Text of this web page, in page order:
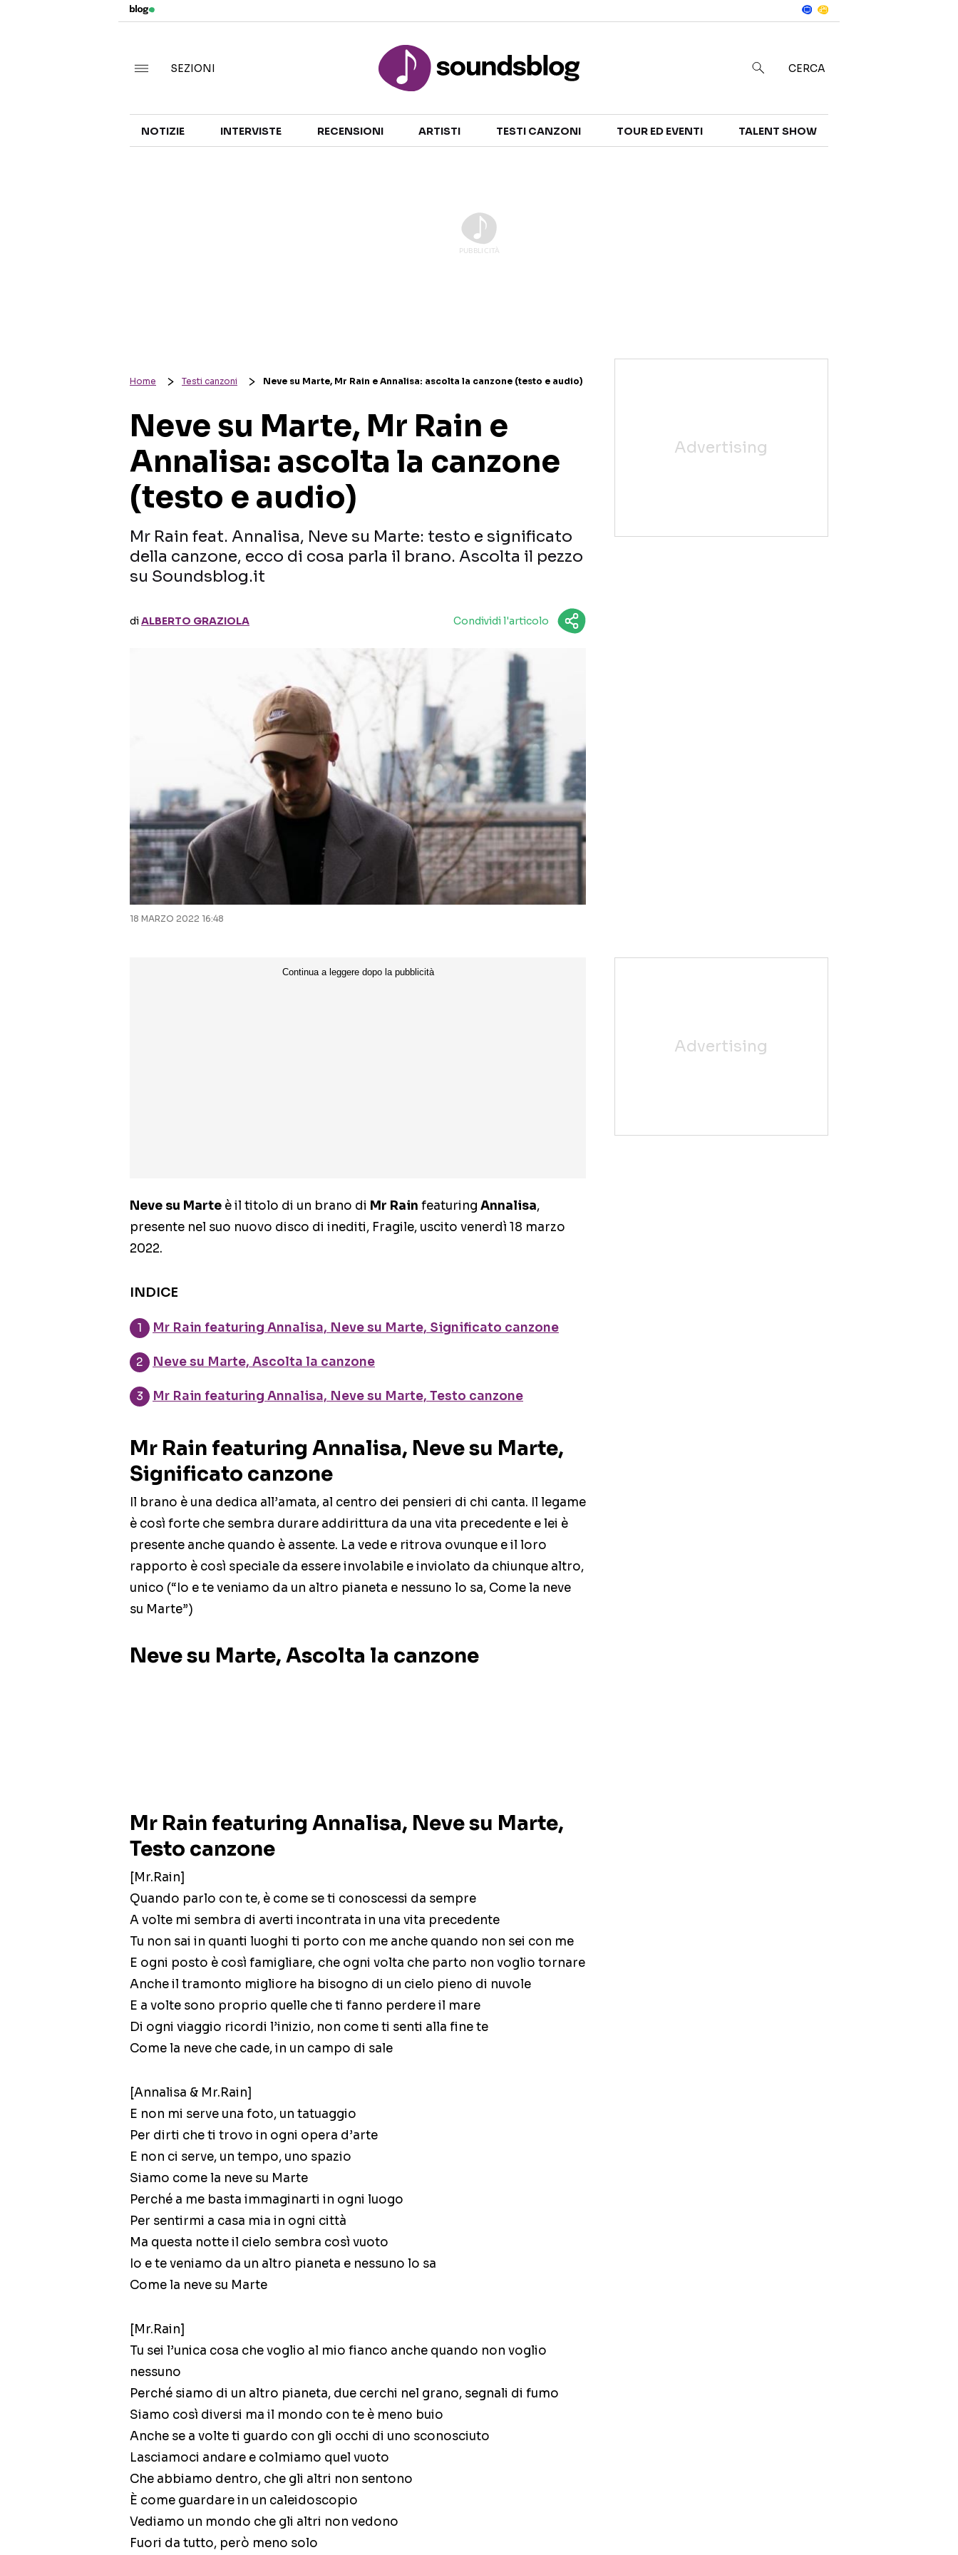
TALENT SHOW
SEZIONI CERCA
NOTIZIE INTERVISTE RECENSIONI ARTISTI TESTI CANZONI TOUR ED EVENTI TALENT SHOW
Home Testi canzoni Neve su Marte, Mr Rain e Annalisa: ascolta la canzone (testo e audio)
Neve su Marte, Mr Rain e
Annalisa: ascolta la canzone
(testo e audio)
Mr Rain feat. Annalisa, Neve su Marte: testo e significato
della canzone, ecco di cosa parla il brano. Ascolta il pezzo
su Soundsblog.it
diALBERTO GRAZIOLA Condividi l'articolo
18 MARZO 2022 16:48
Neve su Marte è il titolo di un brano di Mr Rain featuring Annalisa,
presente nel suo nuovo disco di inediti, Fragile, uscito venerdì 18 marzo
2022.
INDICE
Mr Rain featuring Annalisa, Neve su Marte, Significato canzone
Neve su Marte, Ascolta la canzone
Mr Rain featuring Annalisa, Neve su Marte, Testo canzone
Mr Rain featuring Annalisa, Neve su Marte,
Significato canzone
Il brano è una dedica all’amata, al centro dei pensieri di chi canta. Il legame
è così forte che sembra durare addirittura da una vita precedente e lei è
presente anche quando è assente. La vede e ritrova ovunque e il loro
rapporto è così speciale da essere involabile e inviolato da chiunque altro,
unico (“Io e te veniamo da un altro pianeta e nessuno lo sa, Come la neve
su Marte”)
Neve su Marte, Ascolta la canzone
Mr Rain featuring Annalisa, Neve su Marte,
Testo canzone
[Mr.Rain]
Quando parlo con te, è come se ti conoscessi da sempre
A volte mi sembra di averti incontrata in una vita precedente
Tu non sai in quanti luoghi ti porto con me anche quando non sei con me
E ogni posto è così famigliare, che ogni volta che parto non voglio tornare
Anche il tramonto migliore ha bisogno di un cielo pieno di nuvole
E a volte sono proprio quelle che ti fanno perdere il mare
Di ogni viaggio ricordi l’inizio, non come ti senti alla fine te
Come la neve che cade, in un campo di sale
[Annalisa & Mr.Rain]
E non mi serve una foto, un tatuaggio
Per dirti che ti trovo in ogni opera d’arte
E non ci serve, un tempo, uno spazio
Siamo come la neve su Marte
Perché a me basta immaginarti in ogni luogo
Per sentirmi a casa mia in ogni città
Ma questa notte il cielo sembra così vuoto
Io e te veniamo da un altro pianeta e nessuno lo sa
Come la neve su Marte
[Mr.Rain]
Tu sei l’unica cosa che voglio al mio fianco anche quando non voglio
nessuno
Perché siamo di un altro pianeta, due cerchi nel grano, segnali di fumo
Siamo così diversi ma il mondo con te è meno buio
Anche se a volte ti guardo con gli occhi di uno sconosciuto
Lasciamoci andare e colmiamo quel vuoto
Che abbiamo dentro, che gli altri non sentono
È come guardare in un caleidoscopio
Vediamo un mondo che gli altri non vedono
Fuori da tutto, però meno solo